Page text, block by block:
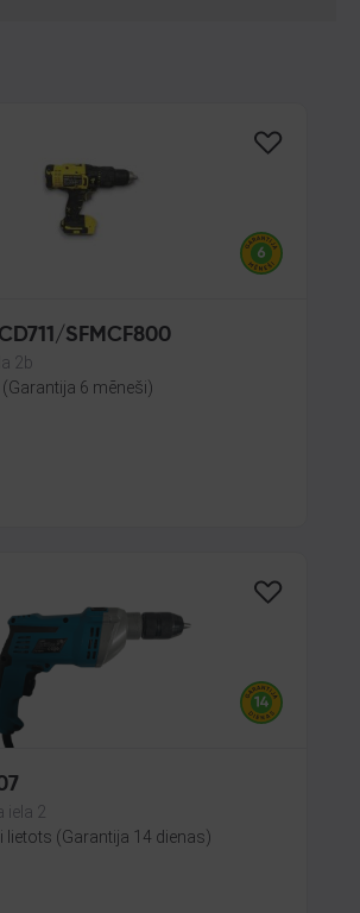
SFMCD711/SFMCF800
2b
6 mēneši)
iela 2
lietots (Garantija 14 dienas)